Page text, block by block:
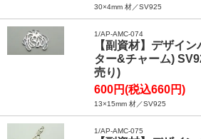
30×4mm 材／SV925
1/AP-AMC-074
【副資材】デザイ
ター&チャーム)
売り)
600円(税込660円)
13×15mm 材／SV925
1/AP-AMC-075